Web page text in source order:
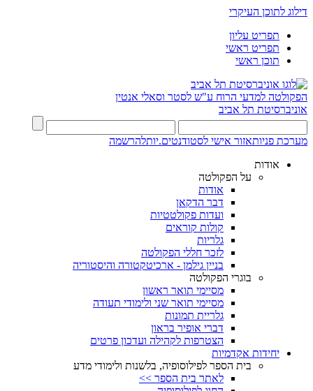
דילוג לתוכן העיקרי
תפריט עליון
תפריט ראשי
תוכן ראשי
הפקולטה למדעי הרוח ע"ש לסטר וסאלי אנטין
אוניברסיטת תל אביב
מערכת פניותאזור אישי לסטודנטים.יותלהרשמה
אודות
על הפקולטה
אודות
דבר הדקאן
ועדות פקולטטיות
קולות קוראים
גלריות
לזכר חללי הפקולטה
בניין גילמן - ארכיטקטורה והיסטוריה
בוגרי הפקולטה
מסיימי תואר ראשון
מסיימי תואר שני ולימודי תעודה
גלריית תמונות
דברי אופיר בראון
הצטרפות לקהילה ועדכון פרטים
יחידות אקדמיות
בית הספר לפילוסופיה, בלשנות ולימודי מדע
לאתר בית הספר >>